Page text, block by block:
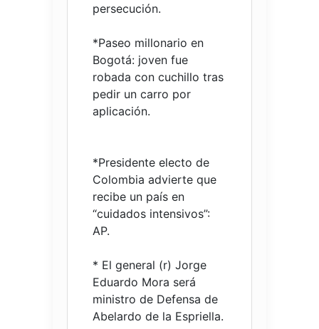
persecución.
*Paseo millonario en
Bogotá: joven fue
robada con cuchillo tras
pedir un carro por
aplicación.
*Presidente electo de
Colombia advierte que
recibe un país en
“cuidados intensivos”:
AP.
* El general (r) Jorge
Eduardo Mora será
ministro de Defensa de
Abelardo de la Espriella.